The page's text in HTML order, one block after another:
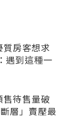
房客想求
遇到這種一
待售量破
層」賣壓最